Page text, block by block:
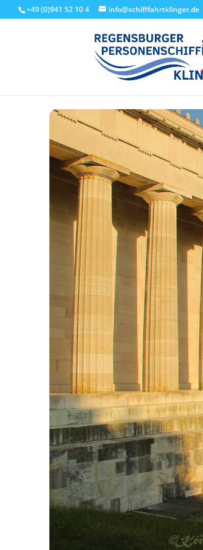
+49 (0)941 52 10 4 info@schifffahrtklinger.de
Events - Schifffahrt Regensburg